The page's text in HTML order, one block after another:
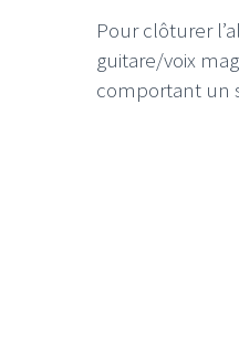
Pour clôturer
guitare/voix
comportant un